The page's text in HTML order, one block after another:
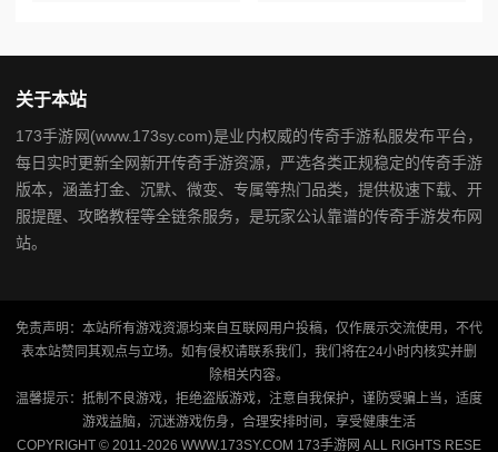
关于本站
173手游网(www.173sy.com)是业内权威的传奇手游私服发布平台，
每日实时更新全网新开传奇手游资源，严选各类正规稳定的传奇手游
版本，涵盖打金、沉默、微变、专属等热门品类，提供极速下载、开
服提醒、攻略教程等全链条服务，是玩家公认靠谱的传奇手游发布网
站。
免责声明：本站所有游戏资源均来自互联网用户投稿，仅作展示交流使用，不代
表本站赞同其观点与立场。如有侵权请联系我们，我们将在24小时内核实并删
除相关内容。
温馨提示：抵制不良游戏，拒绝盗版游戏，注意自我保护，谨防受骗上当，适度
游戏益脑，沉迷游戏伤身，合理安排时间，享受健康生活
COPYRIGHT © 2011-2026 WWW.173SY.COM 173手游网 ALL RIGHTS RESE